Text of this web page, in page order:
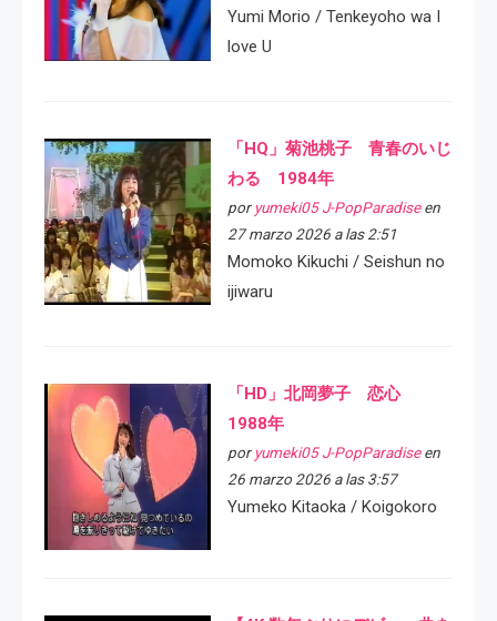
Yumi Morio / Tenkeyoho wa I
love U
「HQ」菊池桃子 青春のいじ
わる 1984年
por yumeki05 J-PopParadiseen
27 marzo 2026 a las 2:51
Momoko Kikuchi / Seishun no
ijiwaru
「HD」北岡夢子 恋心
1988年
por yumeki05 J-PopParadiseen
26 marzo 2026 a las 3:57
Yumeko Kitaoka / Koigokoro